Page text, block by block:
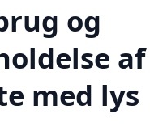
og
af
med lys